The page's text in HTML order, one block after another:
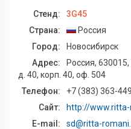
Стенд:
3G45
Страна:
Россия
Город:
Новосибирск
Адрес:
Россия,
д. 40, корп. 40, оф. 504
Телефон:
+7 (383) 363-
Сайт:
http://
E-mail:
sd@ritta-